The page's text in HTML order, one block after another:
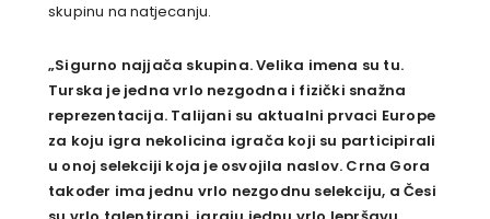
skupinu na natjecanju.
„Sigurno najjača skupina. Velika imena su tu.
Turska je jedna vrlo nezgodna i fizički snažna
reprezentacija. Talijani su aktualni prvaci Europe
za koju igra nekolicina igrača koji su participirali
u onoj selekciji koja je osvojila naslov. Crna Gora
također ima jednu vrlo nezgodnu selekciju, a Česi